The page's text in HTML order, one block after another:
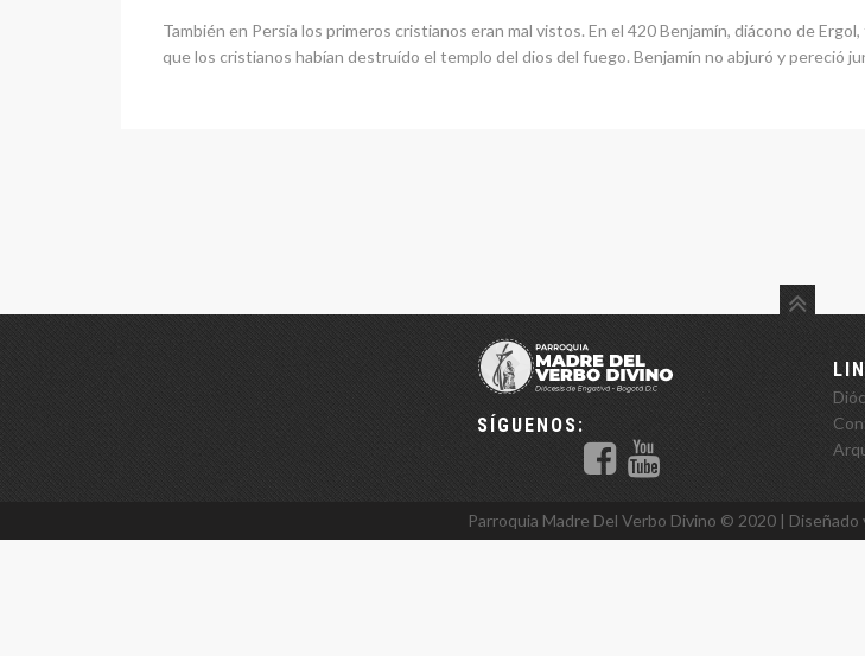
También en Persia los primeros cristianos eran mal vistos. En el 420 Benjamín, diácono de
que los cristianos habían destruído el templo del dios del fuego. Benjamín no abjuró y pereció
SÍGUENOS:
Parroquia Madre Del Verbo Divino ©️ 2020 | Diseñado